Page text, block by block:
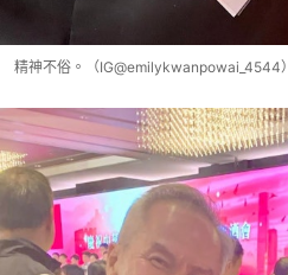
精神不俗。（IG@emilykwanpowai_4544）